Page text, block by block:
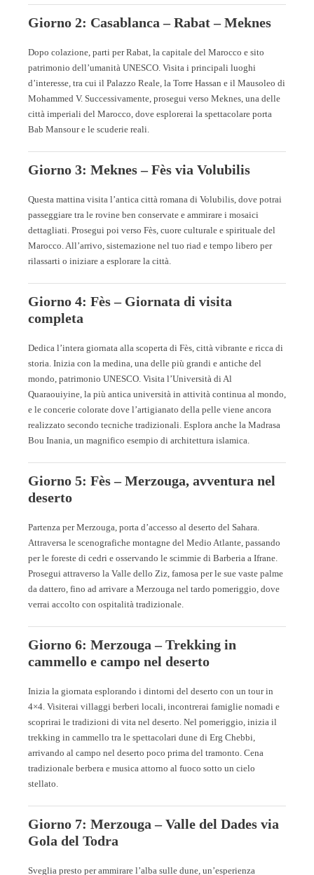
Giorno 2: Casablanca – Rabat – Meknes
Dopo colazione, parti per Rabat, la capitale del Marocco e sito
patrimonio dell’umanità UNESCO. Visita i principali luoghi
d’interesse, tra cui il Palazzo Reale, la Torre Hassan e il Mausoleo di
Mohammed V. Successivamente, prosegui verso Meknes, una delle
città imperiali del Marocco, dove esplorerai la spettacolare porta
Bab Mansour e le scuderie reali.
Giorno 3: Meknes – Fès via Volubilis
Questa mattina visita l’antica città romana di Volubilis, dove potrai
passeggiare tra le rovine ben conservate e ammirare i mosaici
dettagliati. Prosegui poi verso Fès, cuore culturale e spirituale del
Marocco. All’arrivo, sistemazione nel tuo riad e tempo libero per
rilassarti o iniziare a esplorare la città.
Giorno 4: Fès – Giornata di visita
completa
Dedica l’intera giornata alla scoperta di Fès, città vibrante e ricca di
storia. Inizia con la medina, una delle più grandi e antiche del
mondo, patrimonio UNESCO. Visita l’Università di Al
Quaraouiyine, la più antica università in attività continua al mondo,
e le concerie colorate dove l’artigianato della pelle viene ancora
realizzato secondo tecniche tradizionali. Esplora anche la Madrasa
Bou Inania, un magnifico esempio di architettura islamica.
Giorno 5: Fès – Merzouga, avventura nel
deserto
Partenza per Merzouga, porta d’accesso al deserto del Sahara.
Attraversa le scenografiche montagne del Medio Atlante, passando
per le foreste di cedri e osservando le scimmie di Barberia a Ifrane.
Prosegui attraverso la Valle dello Ziz, famosa per le sue vaste palme
da dattero, fino ad arrivare a Merzouga nel tardo pomeriggio, dove
verrai accolto con ospitalità tradizionale.
Giorno 6: Merzouga – Trekking in
cammello e campo nel deserto
Inizia la giornata esplorando i dintorni del deserto con un tour in
4×4. Visiterai villaggi berberi locali, incontrerai famiglie nomadi e
scoprirai le tradizioni di vita nel deserto. Nel pomeriggio, inizia il
trekking in cammello tra le spettacolari dune di Erg Chebbi,
arrivando al campo nel deserto poco prima del tramonto. Cena
tradizionale berbera e musica attorno al fuoco sotto un cielo
stellato.
Giorno 7: Merzouga – Valle del Dades via
Gola del Todra
Sveglia presto per ammirare l’alba sulle dune, un’esperienza